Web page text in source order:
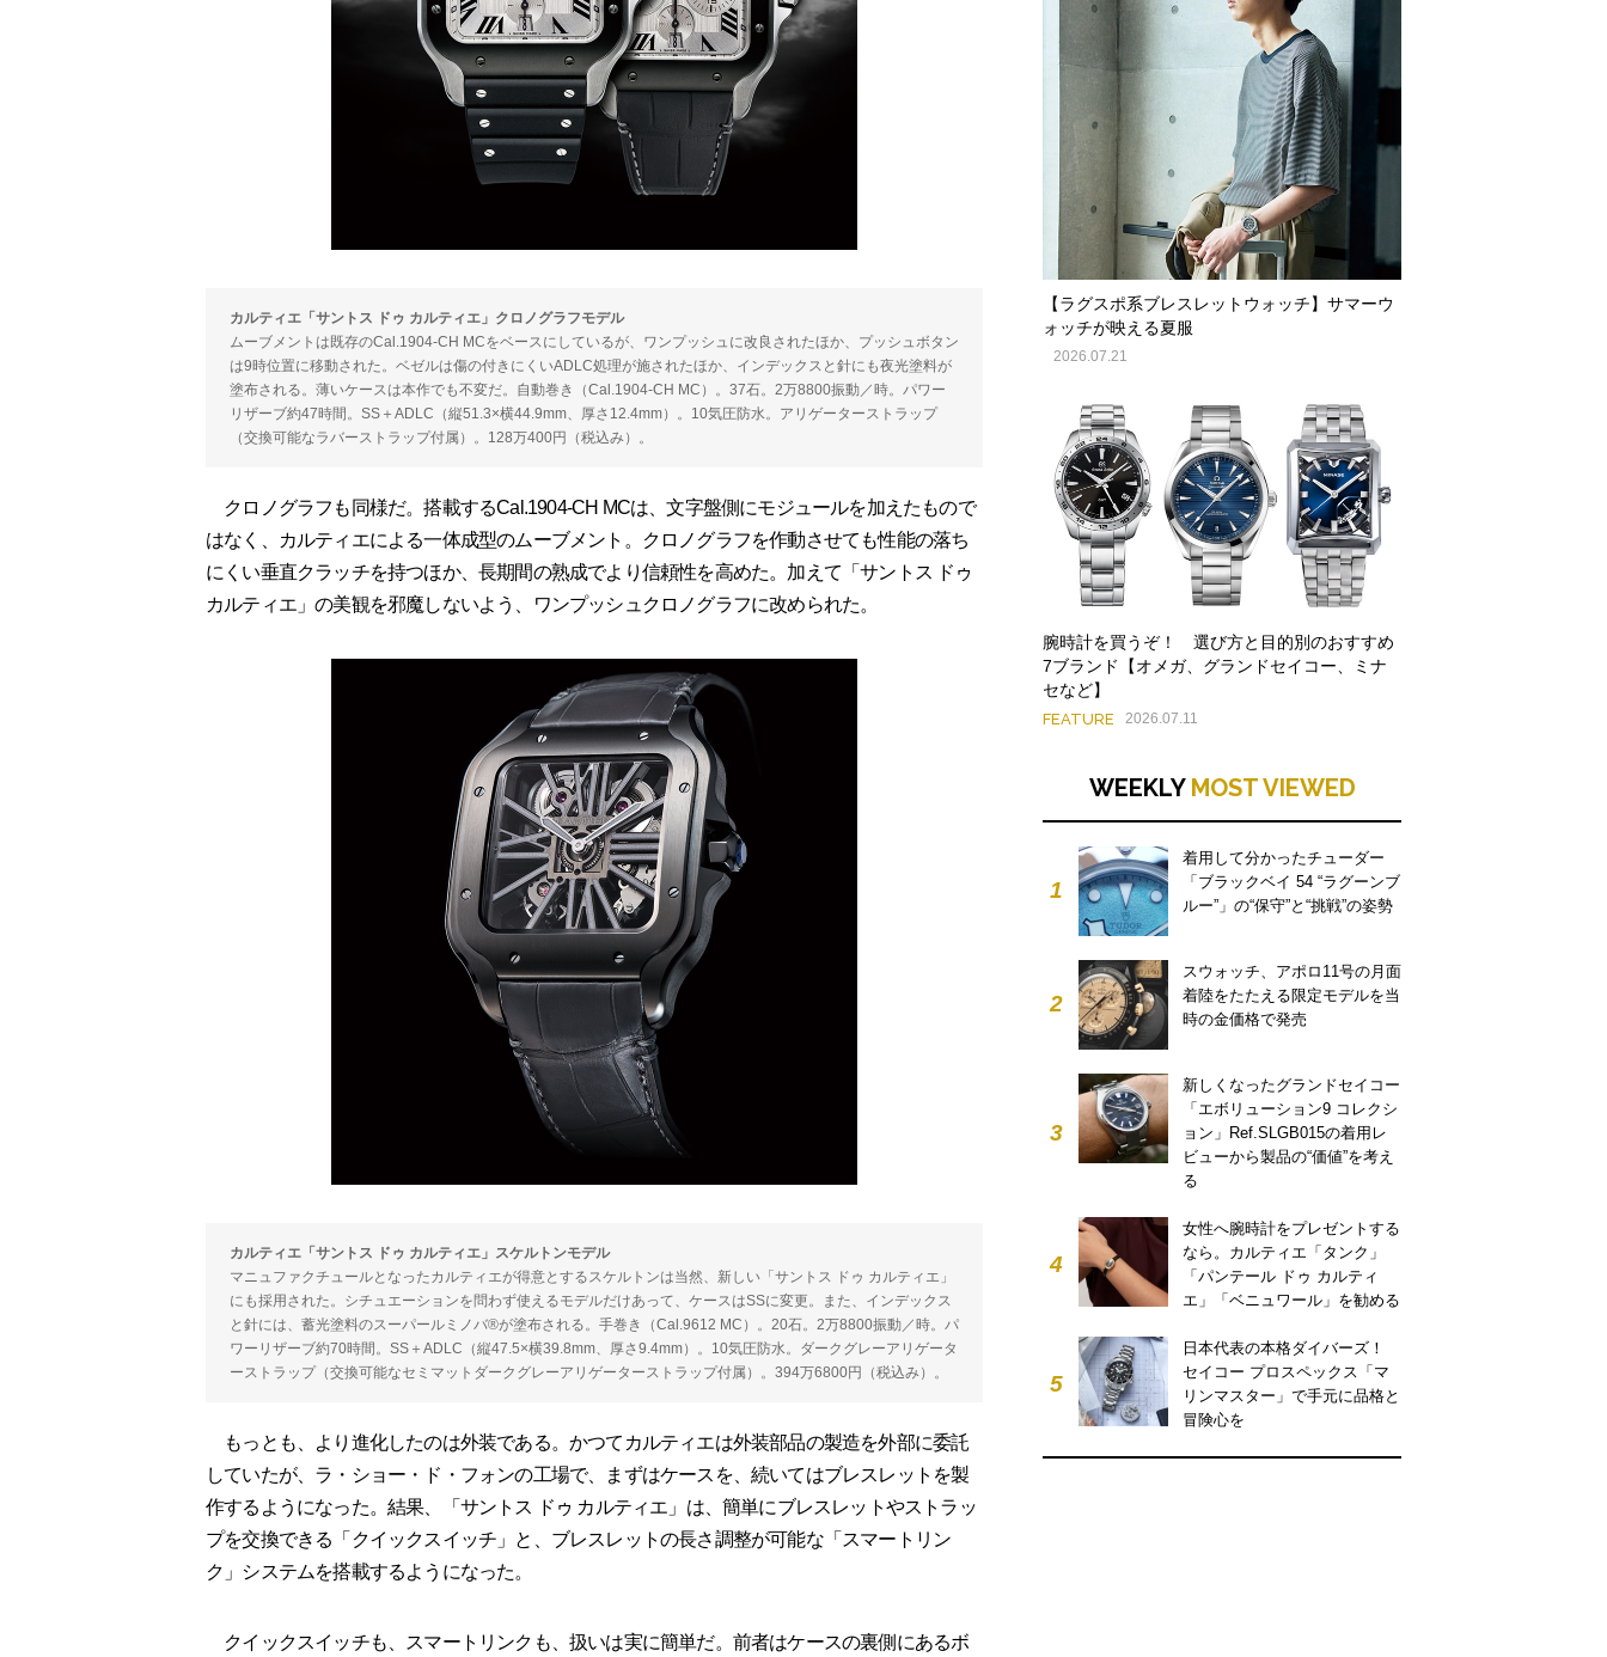
カルティエ「サントス ドゥ カルティエ」クロノグラフモデル
ムーブメントは既存のCal.1904-CH MCをベースにしているが、ワンプッシュに改良されたほか、プッシュボタン
は9時位置に移動された。ベゼルは傷の付きにくいADLC処理が施されたほか、インデックスと針にも夜光塗料が
塗布される。薄いケースは本作でも不変だ。自動巻き（Cal.1904-CH MC）。37石。2万8800振動／時。パワー
リザーブ約47時間。SS＋ADLC（縦51.3×横44.9mm、厚さ12.4mm）。10気圧防水。アリゲーターストラップ
（交換可能なラバーストラップ付属）。128万400円（税込み）。
クロノグラフも同様だ。搭載するCal.1904-CH MCは、文字盤側にモジュールを加えたもので
はなく、カルティエによる一体成型のムーブメント。クロノグラフを作動させても性能の落ち
にくい垂直クラッチを持つほか、長期間の熟成でより信頼性を高めた。加えて「サントス ドゥ
カルティエ」の美観を邪魔しないよう、ワンプッシュクロノグラフに改められた。
カルティエ「サントス ドゥ カルティエ」スケルトンモデル
マニュファクチュールとなったカルティエが得意とするスケルトンは当然、新しい「サントス ドゥ カルティエ」
にも採用された。シチュエーションを問わず使えるモデルだけあって、ケースはSSに変更。また、インデックス
と針には、蓄光塗料のスーパールミノバ®️が塗布される。手巻き（Cal.9612 MC）。20石。2万8800振動／時。パ
ワーリザーブ約70時間。SS＋ADLC（縦47.5×横39.8mm、厚さ9.4mm）。10気圧防水。ダークグレーアリゲータ
ーストラップ（交換可能なセミマットダークグレーアリゲーターストラップ付属）。394万6800円（税込み）。
もっとも、より進化したのは外装である。かつてカルティエは外装部品の製造を外部に委託
していたが、ラ・ショー・ド・フォンの工場で、まずはケースを、続いてはブレスレットを製
作するようになった。結果、「サントス ドゥ カルティエ」は、簡単にブレスレットやストラッ
プを交換できる「クイックスイッチ」と、ブレスレットの長さ調整が可能な「スマートリン
ク」システムを搭載するようになった。
クイックスイッチも、スマートリンクも、扱いは実に簡単だ。前者はケースの裏側にあるボ
【ラグスポ系ブレスレットウォッチ】サマーウ
ォッチが映える夏服
2026.07.21
腕時計を買うぞ！ 選び方と目的別のおすすめ
7ブランド【オメガ、グランドセイコー、ミナ
セなど】
FEATURE 2026.07.11
WEEKLY MOST VIEWED
1
着用して分かったチューダー
「ブラックベイ 54 “ラグーンブ
ルー”」の“保守”と“挑戦”の姿勢
2
スウォッチ、アポロ11号の月面
着陸をたたえる限定モデルを当
時の金価格で発売
3
新しくなったグランドセイコー
「エボリューション9 コレクシ
ョン」Ref.SLGB015の着用レ
ビューから製品の“価値”を考え
る
4
女性へ腕時計をプレゼントする
なら。カルティエ「タンク」
「パンテール ドゥ カルティ
エ」「ベニュワール」を勧める
5
日本代表の本格ダイバーズ！
セイコー プロスペックス「マ
リンマスター」で手元に品格と
冒険心を